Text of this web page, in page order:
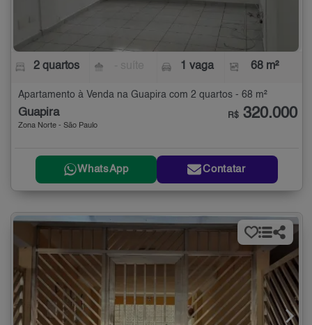
2 quartos 1 vaga 68 m²
Apartamento à Venda na Guapira com 2 quartos - 68 m²
Guapira
Zona Norte - São Paulo
R$ 320.000
WhatsApp Contatar